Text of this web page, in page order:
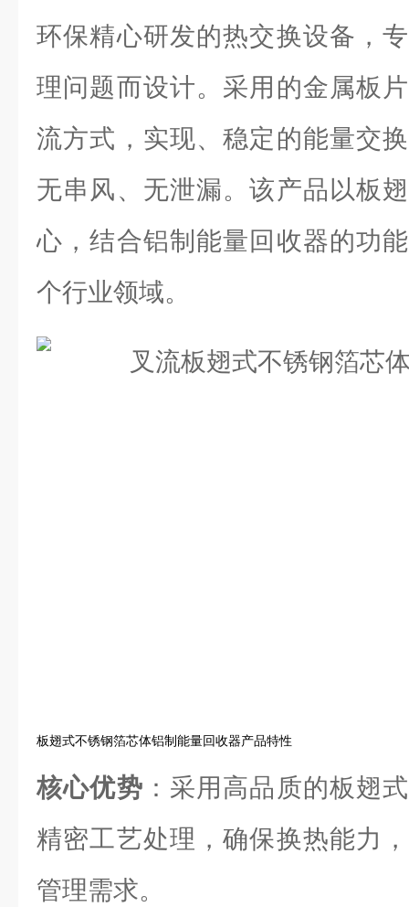
环保精心研发的热交换设备，
理问题而设计。采用的金属板
流方式，实现、稳定的能量交
无串风、无泄漏。该产品以板
心，结合铝制能量回收器的功
个行业领域。
板翅式不锈钢箔芯体铝制能量回收器产品特性
核心优势 ：采用高品质的板翅
精密工艺处理，确保换热能力
管理需求。